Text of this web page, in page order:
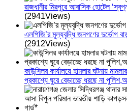
রাজধানীর মিরপুরে আবাসিক হোটেল
(2941Views)
এলপিজি’র মূল্যবৃদ্ধি জনগণের দুর্ভোগ
(2912Views)
কাউন্সিলর কার্যালয়ে হামলার ঘটনায়
প্রকাশ্যে ঘুরে বেড়াচ্ছে ধরছে না